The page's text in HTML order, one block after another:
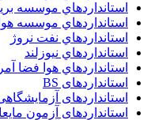
استانداردهاي موسسه
استانداردهاي موسسه
استانداردهاي نفت نروژ
استانداردهاي نيوزلند
استانداردهاي هوا فضا
استانداردهای BS
استانداردهای
استانداردهای آزمون